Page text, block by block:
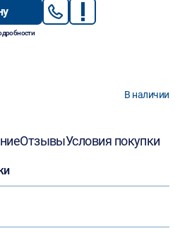
В наличии
ОтзывыУсловия покупки